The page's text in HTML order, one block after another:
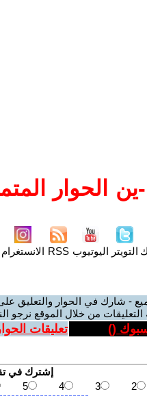
الحوار
التويتر اليوتيوب RSS الانستغرام
- شارك في الحوار والتعليق
التعليقات من خلال الموقع نرجو
(
) تعليقات